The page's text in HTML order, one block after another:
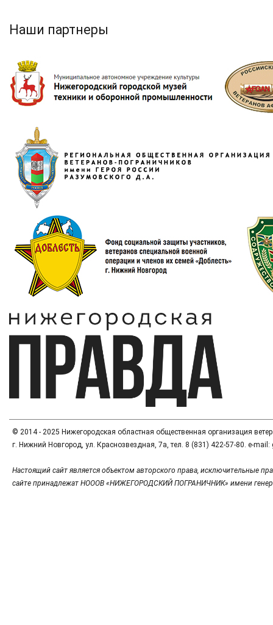
Наши партнеры
© 2014 - 2025 Нижегородская областная общественная организация
г. Нижний Новгород, ул. Краснозвездная, 7а, тел. 8 (831) 422-57-80. e-
Настоящий сайт является объектом авторского права, исключительные
сайте принадлежат НОООВ «НИЖЕГОРОДСКИЙ ПОГРАНИЧНИК» имени